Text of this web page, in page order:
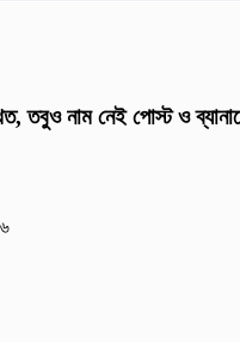
তবুও নাম নেই পোস্ট ও